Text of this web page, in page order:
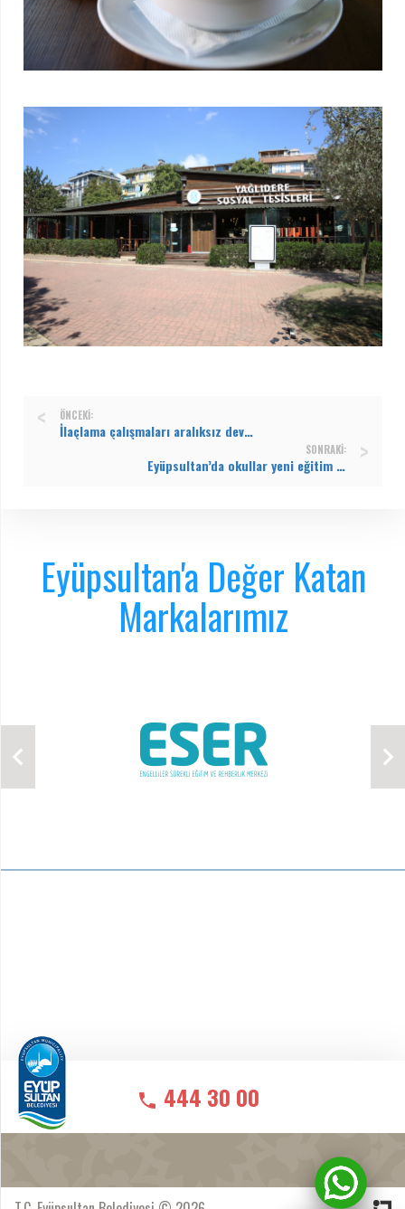
ÖNCEKI:
İlaçlama çalışmaları aralıksız devam ediyor
SONRAKI:
Eyüpsultan’da okullar yeni eğitim dönemine hazır
Eyüpsultan'a Değer Katan
Markalarımız
444 30 00